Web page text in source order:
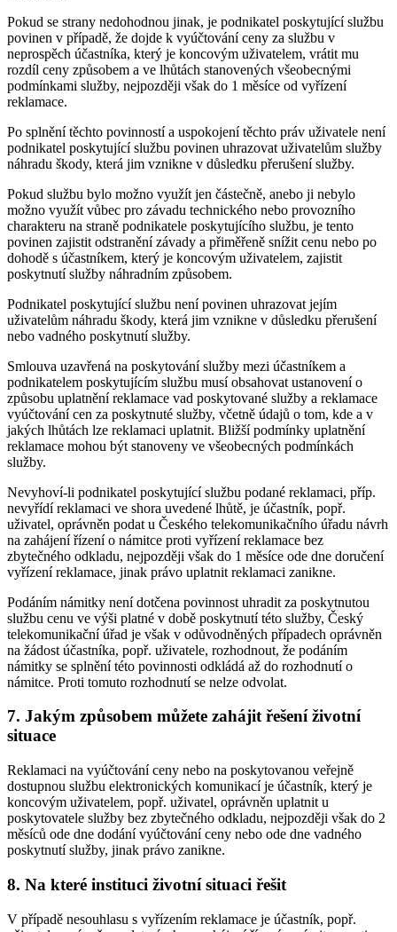
Pokud se strany nedohodnou jinak, je podnikatel poskytující službu
povinen v případě, že dojde k vyúčtování ceny za službu v
neprospěch účastníka, který je koncovým uživatelem, vrátit mu
rozdíl ceny způsobem a ve lhůtách stanovených všeobecnými
podmínkami služby, nejpozději však do 1 měsíce od vyřízení
reklamace.
Po splnění těchto povinností a uspokojení těchto práv uživatele není
podnikatel poskytující službu povinen uhrazovat uživatelům služby
náhradu škody, která jim vznikne v důsledku přerušení služby.
Pokud službu bylo možno využít jen částečně, anebo ji nebylo
možno využít vůbec pro závadu technického nebo provozního
charakteru na straně podnikatele poskytujícího službu, je tento
povinen zajistit odstranění závady a přiměřeně snížit cenu nebo po
dohodě s účastníkem, který je koncovým uživatelem, zajistit
poskytnutí služby náhradním způsobem.
Podnikatel poskytující službu není povinen uhrazovat jejím
uživatelům náhradu škody, která jim vznikne v důsledku přerušení
nebo vadného poskytnutí služby.
Smlouva uzavřená na poskytování služby mezi účastníkem a
podnikatelem poskytujícím službu musí obsahovat ustanovení o
způsobu uplatnění reklamace vad poskytované služby a reklamace
vyúčtování cen za poskytnuté služby, včetně údajů o tom, kde a v
jakých lhůtách lze reklamaci uplatnit. Bližší podmínky uplatnění
reklamace mohou být stanoveny ve všeobecných podmínkách
služby.
Nevyhoví-li podnikatel poskytující službu podané reklamaci, příp.
nevyřídí reklamaci ve shora uvedené lhůtě, je účastník, popř.
uživatel, oprávněn podat u Českého telekomunikačního úřadu návrh
na zahájení řízení o námitce proti vyřízení reklamace bez
zbytečného odkladu, nejpozději však do 1 měsíce ode dne doručení
vyřízení reklamace, jinak právo uplatnit reklamaci zanikne.
Podáním námitky není dotčena povinnost uhradit za poskytnutou
službu cenu ve výši platné v době poskytnutí této služby, Český
telekomunikační úřad je však v odůvodněných případech oprávněn
na žádost účastníka, popř. uživatele, rozhodnout, že podáním
námitky se splnění této povinnosti odkládá až do rozhodnutí o
námitce. Proti tomuto rozhodnutí se nelze odvolat.
7. Jakým způsobem můžete zahájit řešení životní
situace
Reklamaci na vyúčtování ceny nebo na poskytovanou veřejně
dostupnou službu elektronických komunikací je účastník, který je
koncovým uživatelem, popř. uživatel, oprávněn uplatnit u
poskytovatele služby bez zbytečného odkladu, nejpozději však do 2
měsíců ode dne dodání vyúčtování ceny nebo ode dne vadného
poskytnutí služby, jinak právo zanikne.
8. Na které instituci životní situaci řešit
V případě nesouhlasu s vyřízením reklamace je účastník, popř.